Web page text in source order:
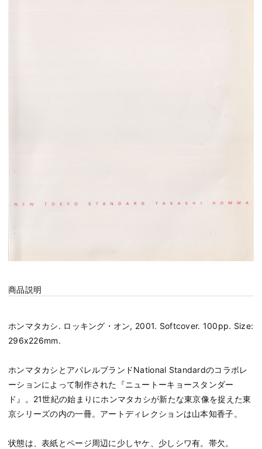
商品説明
ホンマタカシ. ロッキング・オン, 2001. Softcover. 100pp. Size:
296x226mm.
ホンマタカシとアパレルブランドNational Standardのコラボレ
ーションによって制作された『ニュートーキョースタンダー
ド』。21世紀の始まりにホンマタカシが新たな東京像を捉えた東
京シリーズの内の一冊。アートディレクションは山本知香子。
状態は、表紙とページ周辺に少しヤケ、少しシワ有。帯欠。